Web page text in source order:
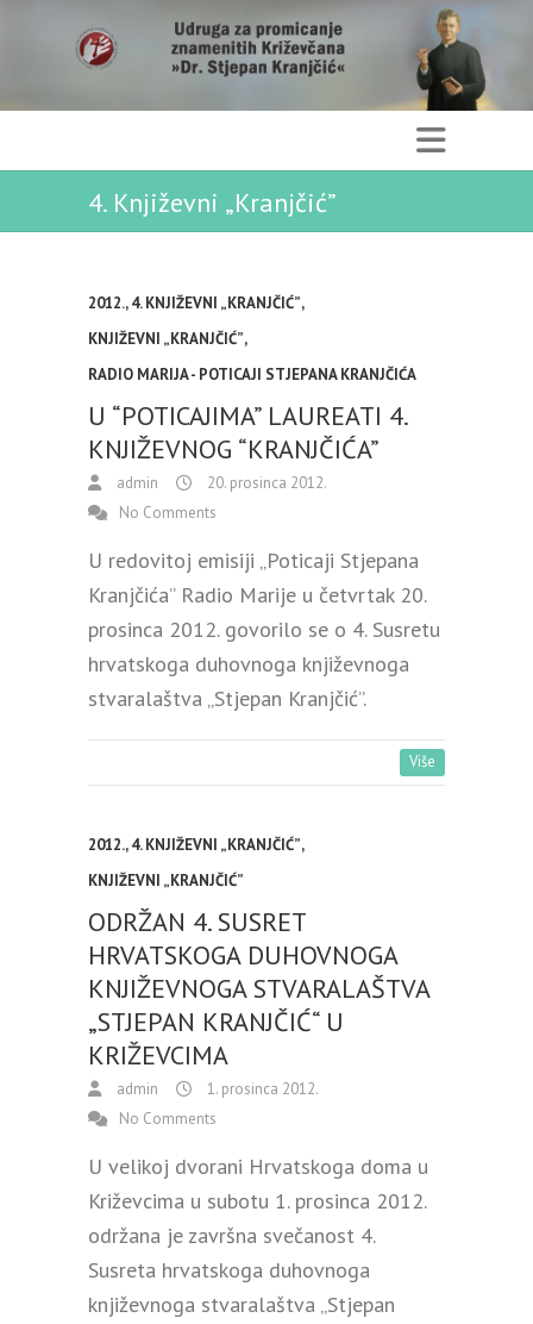
4. Književni „Kranjčić”
2012.,4. KNJIŽEVNI „KRANJČIĆ”,
KNJIŽEVNI „KRANJČIĆ”,
RADIO MARIJA - POTICAJI STJEPANA KRANJČIĆA
U “POTICAJIMA” LAUREATI 4.
KNJIŽEVNOG “KRANJČIĆA”
admin
20. prosinca 2012.
No Comments
U redovitoj emisiji „Poticaji Stjepana
Kranjčića” Radio Marije u četvrtak 20.
prosinca 2012. govorilo se o 4. Susretu
hrvatskoga duhovnoga književnoga
stvaralaštva „Stjepan Kranjčić”.
Više
2012.,4. KNJIŽEVNI „KRANJČIĆ”,
KNJIŽEVNI „KRANJČIĆ”
ODRŽAN 4. SUSRET
HRVATSKOGA DUHOVNOGA
KNJIŽEVNOGA STVARALAŠTVA
„STJEPAN KRANJČIĆ“ U
KRIŽEVCIMA
admin
1. prosinca 2012.
No Comments
U velikoj dvorani Hrvatskoga doma u
Križevcima u subotu 1. prosinca 2012.
održana je završna svečanost 4.
Susreta hrvatskoga duhovnoga
književnoga stvaralaštva „Stjepan